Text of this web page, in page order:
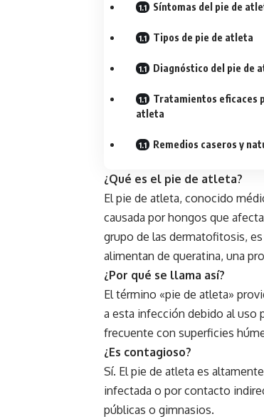
Síntomas del pie de
Tipos de pie de atleta
Diagnóstico del pie de
Tratamientos eficaces
atleta
Remedios caseros y
¿Qué es el pie de atleta?
El pie de atleta, conocido
causada por hongos que
grupo de las dermatofitosis,
alimentan de queratina, una
¿Por qué se llama así?
El término «pie de atleta»
a esta infección debido al uso
frecuente con superficies
¿Es contagioso?
Sí. El pie de atleta es
infectada o por contacto
públicas o gimnasios.